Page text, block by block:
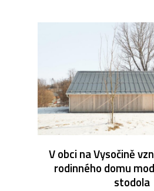
V obci na Vysočině
rodinného domu
stodola